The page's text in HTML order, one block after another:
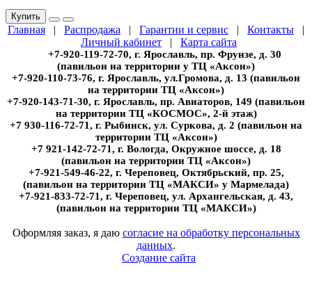
Купить
Главная | Распродажа | Гарантии и сервис | Контакты |
Личный кабинет | Карта сайта
+7-920-119-72-70, г. Ярославль, пр. Фрунзе, д. 30
(павильон на территории у ТЦ «Аксон»)
+7-920-110-73-76, г. Ярославль, ул.Громова, д. 13 (павильон
на территории ТЦ «Аксон»)
+7-920-143-71-30, г. Ярославль, пр. Авиаторов, 149 (павильон
на территории ТЦ «КОСМОС», 2-й этаж)
+7 930-116-72-71, г. Рыбинск, ул. Суркова, д. 2 (павильон на
территории ТЦ «Аксон»)
+7 921-142-72-71, г. Вологда, Окружное шоссе, д. 18
(павильон на территории ТЦ «Аксон»)
+7-921-549-46-22, г. Череповец, Октябрьский, пр. 25,
(павильон на территории ТЦ «МАКСИ» у Мармелада)
+7-921-833-72-71, г. Череповец, ул. Архангельская, д. 43,
(павильон на территории ТЦ «МАКСИ»)
Оформляя заказ, я даю согласие на обработку персональных
данных.
Создание сайта